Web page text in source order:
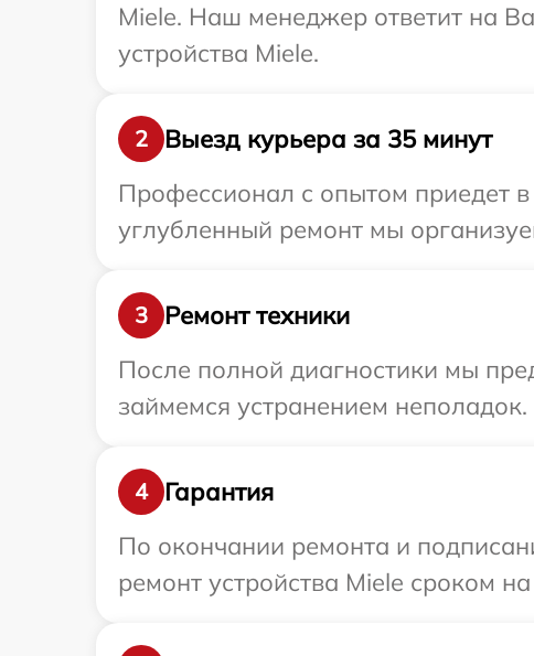
Miele. Наш менеджер ответит на
устройства Miele.
2
Выезд курьера за 35 минут
Профессионал с опытом приедет
углубленный ремонт мы
3
Ремонт техники
После полной диагностики мы
займемся устранением неполадок.
4
Гарантия
По окончании ремонта и
ремонт устройства Miele сроком